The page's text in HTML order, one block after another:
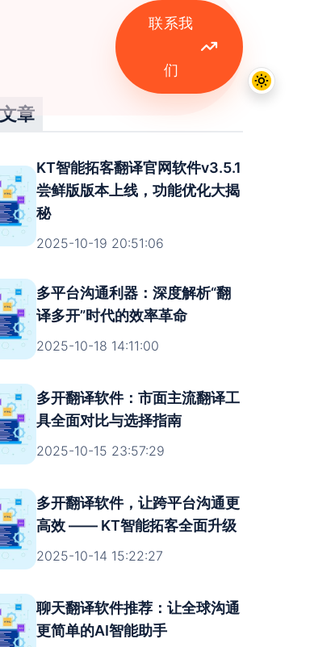
联系我
们
章
KT智能拓客翻译官网软件v3.5.1
尝鲜版版本上线，功能优化大揭
秘
2025-10-19 20:51:06
多平台沟通利器：深度解析“翻
译多开”时代的效率革命
2025-10-18 14:11:00
多开翻译软件：市面主流翻译工
具全面对比与选择指南
2025-10-15 23:57:29
多开翻译软件，让跨平台沟通更
高效 —— KT智能拓客全面升级
2025-10-14 15:22:27
聊天翻译软件推荐：让全球沟通
更简单的AI智能助手